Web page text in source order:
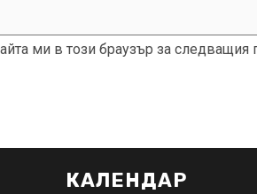
ми в този браузър за следващия
КАЛЕНДАР